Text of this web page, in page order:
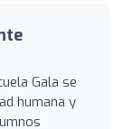
Gala se
humana y